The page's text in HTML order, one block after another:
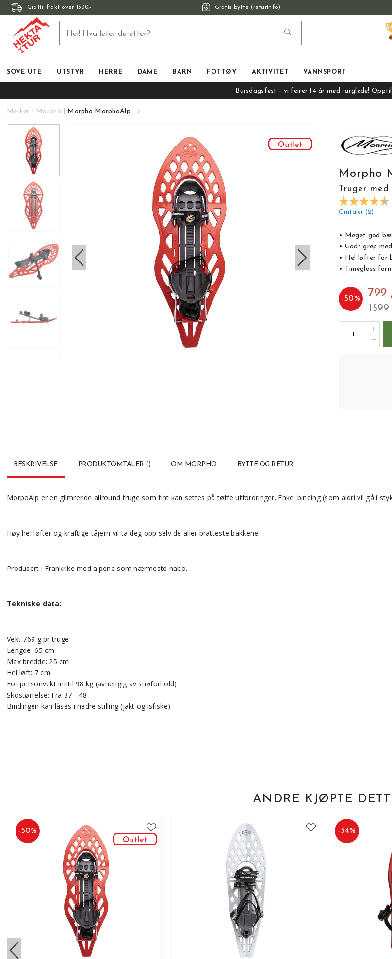
Gratis frakt over 1500,- Gratis bytte (returinfo)
SOVE UTE UTSTYR HERRE DAME BARN FOTTØY AKTIVITET VANNSPORT
Bursdagsfest - vi feirer 14 år med turglede!
Merker Morpho Morpho MorphoAlp
Morpho
Truger
Omtaler (2)
• Meget god
• Godt grep
• Hel løfter for
• Timeglass
-50% 799
1599
BESKRIVELSE PRODUKTOMTALER () OM MORPHO BYTTE OG RETUR
MorpoAlp er en glimrende allround truge som fint kan settes på tøffe utfordringer. Enkel binding (som aldri vil gå i
Høy hel løfter og kraftige tåjern vil ta deg opp selv de aller bratteste bakkene.
Produsert i Frankrike med alpene som nærmeste nabo.
Tekniske data:
Vekt 769 g pr truge
Lengde: 65 cm
Max bredde: 25 cm
Hel løft: 7 cm
For personvekt inntil 98 kg (avhengig av snøforhold)
Skostørrelse: Fra 37 - 48
Bindingen kan låses i nedre stilling (jakt og isfiske)
ANDRE KJØPTE
-50% -54%